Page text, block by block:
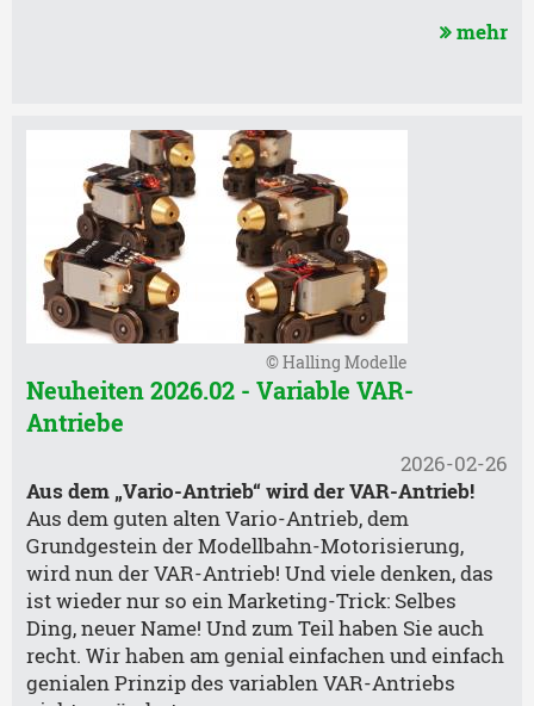
mehr
© Halling Modelle
Neuheiten 2026.02 - Variable VAR-
Antriebe
2026-02-26
Aus dem „Vario-Antrieb“ wird der VAR-Antrieb!
Aus dem guten alten Vario-Antrieb, dem
Grundgestein der Modellbahn-Motorisierung,
wird nun der VAR-Antrieb! Und viele denken, das
ist wieder nur so ein Marketing-Trick: Selbes
Ding, neuer Name! Und zum Teil haben Sie auch
recht. Wir haben am genial einfachen und einfach
genialen Prinzip des variablen VAR-Antriebs